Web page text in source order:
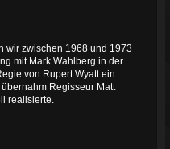
wir zwischen 1968 und 1973
mit Mark Wahlberg in der
von Rupert Wyatt ein
Regisseur Matt
realisierte.